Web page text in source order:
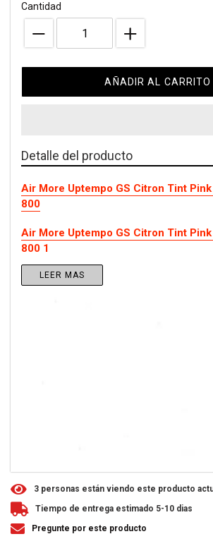
Cantidad
AÑADIR AL CARRITO
Detalle del producto
Air More Uptempo GS Citron Tint
800
Air More Uptempo GS Citron Tint
800 1
LEER MAS
3 personas están viendo este producto
Tiempo de entrega estimado 5-10 dias
Pregunte por este producto